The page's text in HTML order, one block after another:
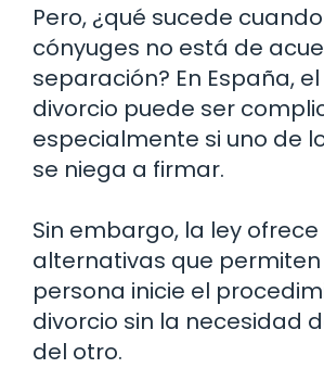
Pero, ¿qué sucede
cónyuges no está de
separación? En España,
divorcio puede ser
especialmente si uno de
se niega a firmar.
Sin embargo, la ley
alternativas que permiten
persona inicie el
divorcio sin la necesidad
del otro.